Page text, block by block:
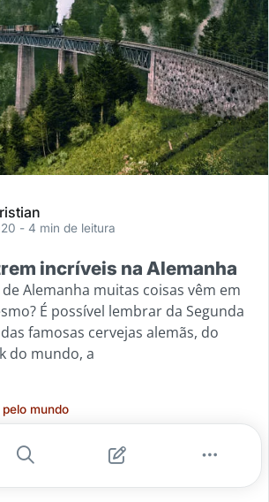
- 4 min de leitura
incríveis na Alemanha
Alemanha muitas coisas vêm em
É possível lembrar da Segunda
famosas cervejas alemãs, do
do mundo, a
mundo